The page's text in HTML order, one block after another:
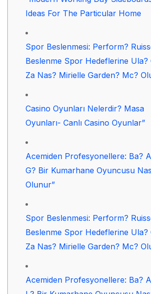
Ideas For The Particular Home
Spor Beslenmesi: Perform?
Beslenme Spor Hedeflerine Ula?
Za Nas? Mirielle Garden? Mc?
Casino Oyunları Nelerdir? Masa
Oyunları- Canlı Casino Oyunlar”
Acemiden Profesyonellere: Ba?
G? Bir Kumarhane Oyuncusu
Olunur”
Spor Beslenmesi: Perform?
Beslenme Spor Hedeflerine Ula?
Za Nas? Mirielle Garden? Mc?
Acemiden Profesyonellere: Ba?